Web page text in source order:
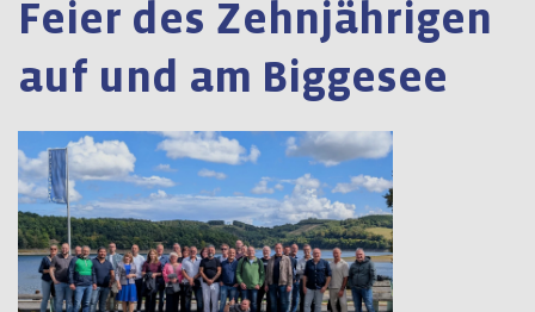
Feier des Zehnjährigen
auf und am Biggesee